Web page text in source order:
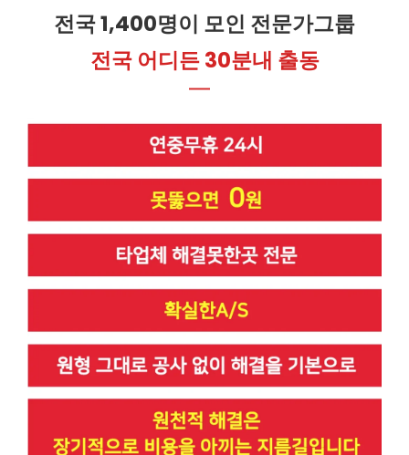
전국 1,400명이 모인 전문가그룹
전국 어디든 30분내 출동